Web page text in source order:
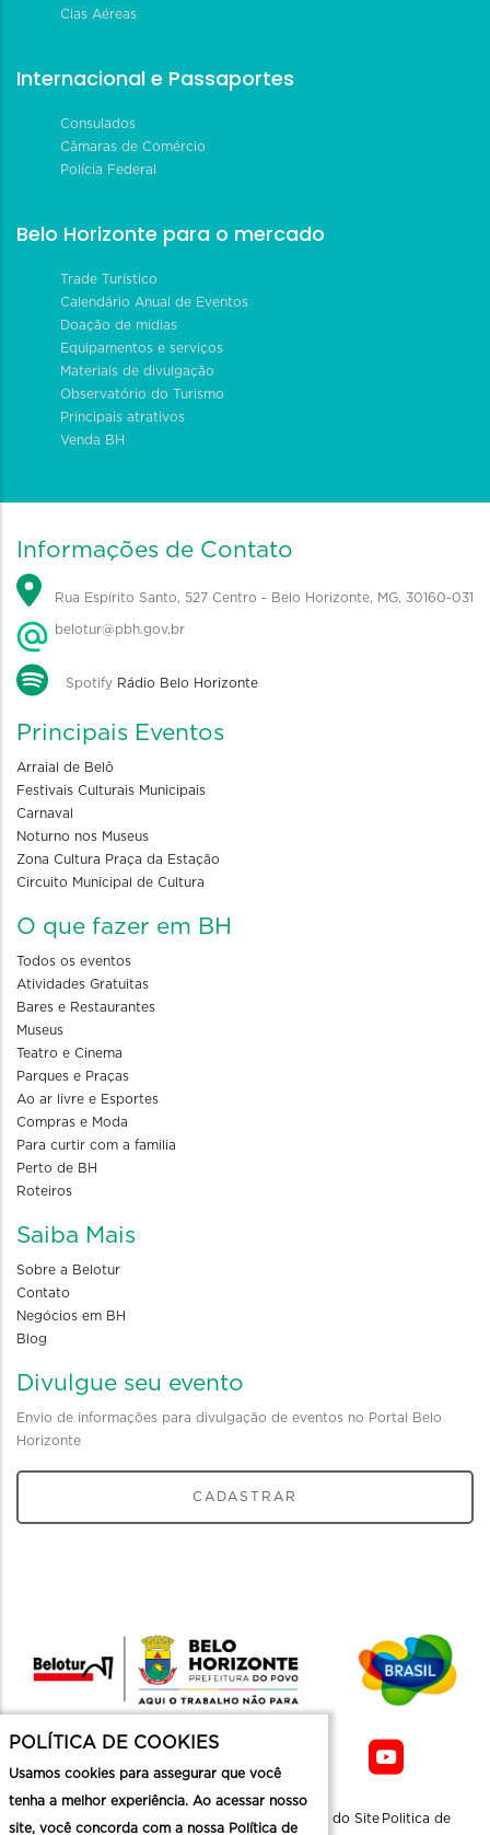
Cias Aéreas
Internacional e Passaportes
Consulados
Câmaras de Comércio
Polícia Federal
Belo Horizonte para o mercado
Trade Turístico
Calendário Anual de Eventos
Doação de mídias
Equipamentos e serviços
Materiais de divulgação
Observatório do Turismo
Principais atrativos
Venda BH
Informações de Contato
Rua Espírito Santo, 527 Centro - Belo Horizonte, MG, 30160-031
belotur@pbh.gov.br
Spotify Rádio Belo Horizonte
Principais Eventos
Arraial de Belô
Festivais Culturais Municipais
Carnaval
Noturno nos Museus
Zona Cultura Praça da Estação
Circuito Municipal de Cultura
O que fazer em BH
Todos os eventos
Atividades Gratuitas
Bares e Restaurantes
Museus
Teatro e Cinema
Parques e Praças
Ao ar livre e Esportes
Compras e Moda
Para curtir com a familia
Perto de BH
Roteiros
Saiba Mais
Sobre a Belotur
Contato
Negócios em BH
Blog
Divulgue seu evento
Envio de informações para divulgação de eventos no Portal Belo
Horizonte
CADASTRAR
Sobre a Contato Informaçoes Mapa do Site Politica de
POLÍTICA DE COOKIES
Usamos cookies para assegurar que você
tenha a melhor experiência. Ao acessar nosso
site, você concorda com a nossa Política de